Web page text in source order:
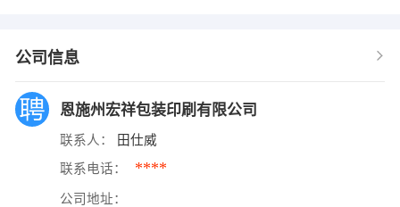
公司信息
恩施州宏祥包装印刷有限公司
联系人： 田仕威
联系电话： ****
公司地址：